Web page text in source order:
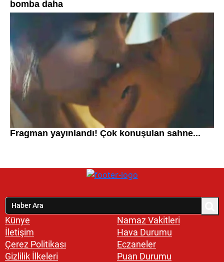
Künye
İletişim
Çerez Politikası
Gizlilik İlkeleri
Namaz Vakitleri
Hava Durumu
Eczaneler
Puan Durumu